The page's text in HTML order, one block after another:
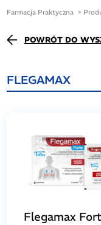
Farmacja Praktyczna
POWRÓT DO
FLEGAMAX
Flegamax